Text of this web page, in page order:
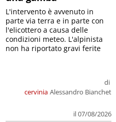
cervinia
di
Alessandro Bianchet
il 07/08/2026
L'intervento è avvenuto in
parte via terra e in parte con
l'elicottero a causa delle
condizioni meteo. L'alpinista
non ha riportato gravi ferite